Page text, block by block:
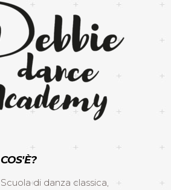
COS'È?
Scuola di danza classica,